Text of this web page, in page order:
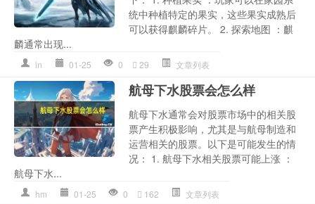
统中种植特定的果实，这些果实成熟后
可以获得麒麟碎片。 2. 探索地图 ：麒
麟通常出现...
ln 01-25 0 29 文章列表
航母下水股票会怎么样
航母下水通常会对股票市场中的相关股
票产生积极影响，尤其是与航母制造和
运营相关的股票。以下是可能发生的情
况： 1. 航母下水相关股票可能上涨 ：
航母下水...
hm 01-25 0 162 文章列表